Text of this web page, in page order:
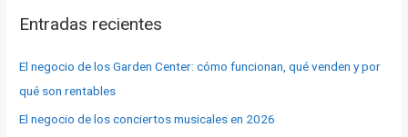
r
p
Entradas recientes
El negocio de los Garden Center: cómo funcionan, qué venden y por
qué son rentables
El negocio de los conciertos musicales en 2026